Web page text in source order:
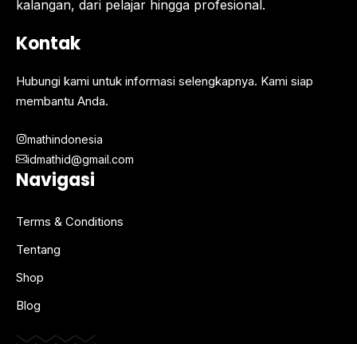
kalangan, dari pelajar hingga profesional.
Kontak
Hubungi kami untuk informasi selengkapnya. Kami siap
membantu Anda.
mathindonesia
idmathid@gmail.com
Navigasi
Terms & Conditions
Tentang
Shop
Blog